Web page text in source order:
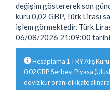
değişim göstererek son
kuru 0,02 GBP, Türk Lirası
işlem görmektedir. Türk
06/08/2026 21:09:00
Hesaplama 1 TRY Alış
0,02 GBP Serbest Piyasa
döviz kur oranı dikkate